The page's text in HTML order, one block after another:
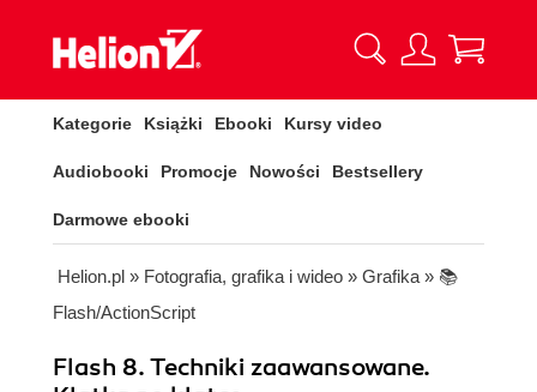
Kategorie Książki Ebooki Kursy video
Audiobooki Promocje Nowości Bestsellery
Darmowe ebooki
Helion.pl » Fotografia, grafika i wideo » Grafika » 📚
Flash/ActionScript
Flash 8. Techniki zaawansowane.